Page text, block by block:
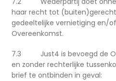
haar recht tot
gedeeltelijke vernietiging en/
Overeenkomst.
7.3 Just4 is bevoegd de
en zonder rechterlijke
brief te ontbinden in geval: